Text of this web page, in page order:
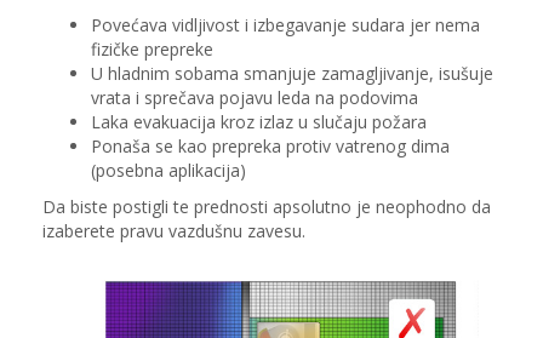
Povećava vidljivost i izbegavanje sudara jer nema
fizičke prepreke
U hladnim sobama smanjuje zamagljivanje, isušuje
vrata i sprečava pojavu leda na podovima
Laka evakuacija kroz izlaz u slučaju požara
Ponaša se kao prepreka protiv vatrenog dima
(posebna aplikacija)
Da biste postigli te prednosti apsolutno je neophodno da
izaberete pravu vazdušnu zavesu.